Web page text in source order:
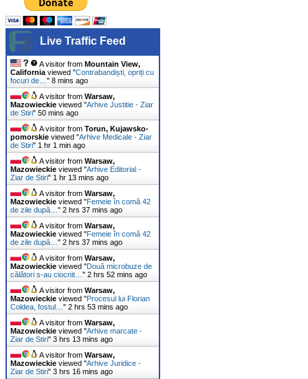
Live Traffic Feed
A visitor from Mountain View,
California viewed "Contrabandiști, opriți cu
focuri de… " 8 mins ago
A visitor from Warsaw,
Mazowieckie viewed "Arhive Justitie - Ziar
de Stiri" 50 mins ago
A visitor from Torun, Kujawsko-
pomorskie viewed "Arhive Medicale - Ziar
de Stiri" 1 hr 1 min ago
A visitor from Warsaw,
Mazowieckie viewed "Arhive Editorial -
Ziar de Stiri" 1 hr 13 mins ago
A visitor from Warsaw,
Mazowieckie viewed "Femeie în comă 42
de zile după… " 2 hrs 37 mins ago
A visitor from Warsaw,
Mazowieckie viewed "Femeie în comă 42
de zile după… " 2 hrs 37 mins ago
A visitor from Warsaw,
Mazowieckie viewed "Două microbuze de
călători s-au ciocnit… " 2 hrs 52 mins ago
A visitor from Warsaw,
Mazowieckie viewed "Procesul lui Florian
Coldea, fostul… " 2 hrs 53 mins ago
A visitor from Warsaw,
Mazowieckie viewed "Arhive marcate -
Ziar de Stiri" 3 hrs 13 mins ago
A visitor from Warsaw,
Mazowieckie viewed "Arhive Juridice -
Ziar de Stiri" 3 hrs 16 mins ago